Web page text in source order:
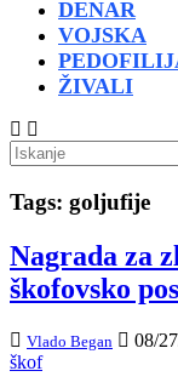
DENAR
VOJSKA
ŽIVALI
Tags: goljufije
Nagrada za
škofovsko
Vlado Began 08/
škof